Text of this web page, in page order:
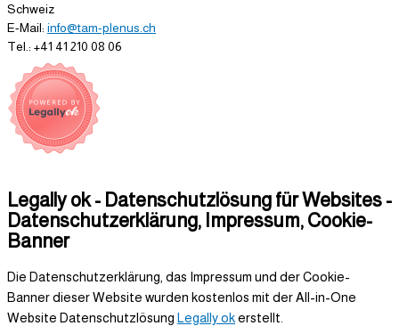
Schweiz
E-Mail: info@tam-plenus.ch
Tel.: +41 41 210 08 06
Legally ok - Datenschutzlösung für Websites -
Datenschutzerklärung, Impressum, Cookie-
Banner
Die Datenschutzerklärung, das Impressum und der Cookie-
Banner dieser Website wurden kostenlos mit der All-in-One
Website Datenschutzlösung Legally okerstellt.